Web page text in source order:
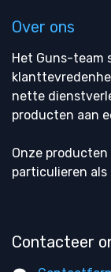
Over ons
Het Guns-team
nette
producten aan
Onze
particulieren als
Contacteer